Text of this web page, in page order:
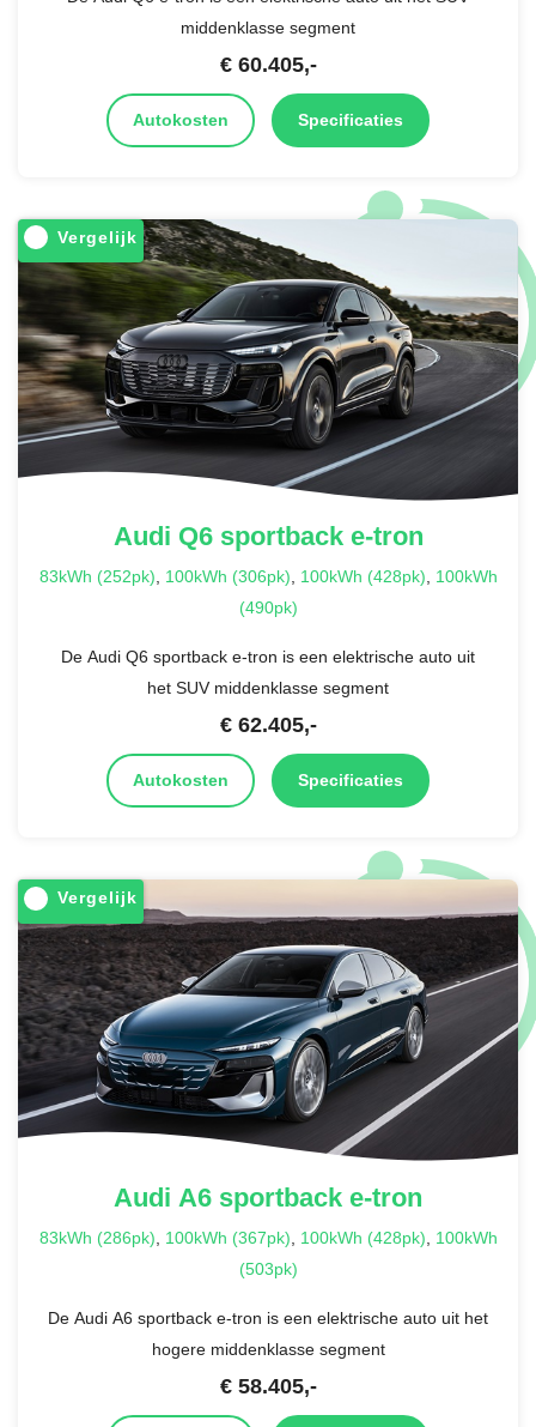
middenklasse segment
€ 60.405,-
Autokosten Specificaties
Vergelijk
Audi Q6 sportback e-tron
83kWh (252pk), 100kWh (306pk), 100kWh (428pk), 100kWh
(490pk)
De Audi Q6 sportback e-tron is een elektrische auto uit
het SUV middenklasse segment
€ 62.405,-
Autokosten Specificaties
Vergelijk
Audi A6 sportback e-tron
83kWh (286pk), 100kWh (367pk), 100kWh (428pk), 100kWh
(503pk)
De Audi A6 sportback e-tron is een elektrische auto uit het
hogere middenklasse segment
€ 58.405,-